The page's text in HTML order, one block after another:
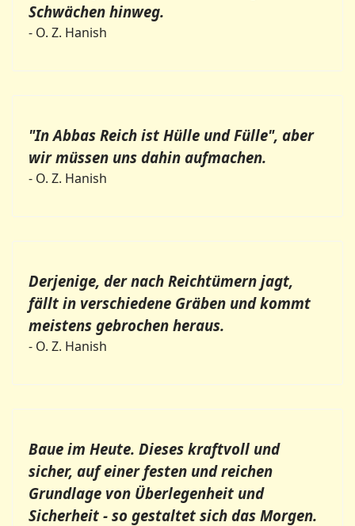
Schwächen hinweg.
- O. Z. Hanish
"In Abbas Reich ist Hülle und Fülle", aber
wir müssen uns dahin aufmachen.
- O. Z. Hanish
Derjenige, der nach Reichtümern jagt,
fällt in verschiedene Gräben und kommt
meistens gebrochen heraus.
- O. Z. Hanish
Baue im Heute. Dieses kraftvoll und
sicher, auf einer festen und reichen
Grundlage von Überlegenheit und
Sicherheit - so gestaltet sich das Morgen.